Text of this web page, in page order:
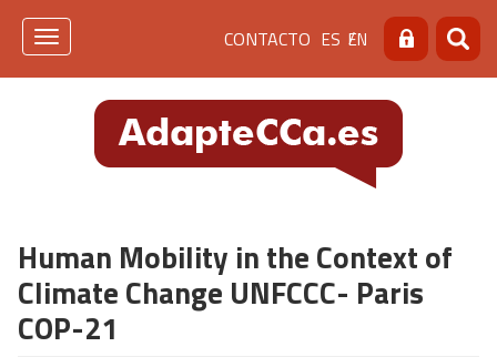
Pasar
Menú
de
cabecera
[contacto]
CONTACTO ES EN Buscar
Toggle
Human Mobility in the Context of
Climate Change UNFCCC- Paris
COP-21